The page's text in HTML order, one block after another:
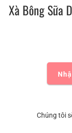
Xà Bông Sữa
Chúng tôi